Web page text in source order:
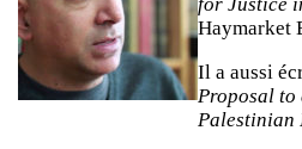
Haymarket
Il a aussi
Proposal to
Palestinian